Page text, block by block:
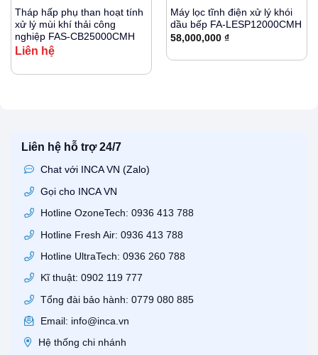
Tháp hấp phụ than hoạt tính
xử lý mùi khí thải công
nghiệp FAS-CB25000CMH
Liên hệ
Máy lọc tĩnh điện xử lý khói
dầu bếp FA-LESP12000CMH
58,000,000 ₫
Liên hệ hỗ trợ 24/7
Chat với INCA VN (Zalo)
Gọi cho INCA VN
Hotline OzoneTech: 0936 413 788
Hotline Fresh Air: 0936 413 788
Hotline UltraTech: 0936 260 788
Kĩ thuật: 0902 119 777
Tổng đài bảo hành: 0779 080 885
Email: info@inca.vn
Hệ thống chi nhánh